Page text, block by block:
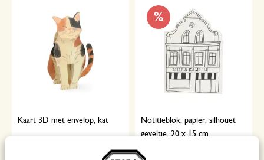
Kaart 3D met envelop, kat
%
Notitieblok, papier, silhouet
geveltje, 20 x 15 cm
Van